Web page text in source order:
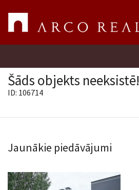
Uzņēmums
Pakalpojumi
Šāds objekts neeksistē!
ID: 106714
Jaunākie piedāvājumi